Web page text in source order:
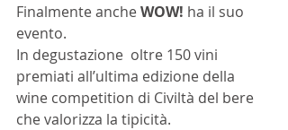
Finalmente anche WOW! ha il suo
evento.
In degustazione  oltre 150 vini
premiati all’ultima edizione della
wine competition di Civiltà del bere
che valorizza la tipicità.